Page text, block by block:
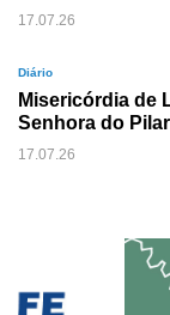
17.07.26
Diário
Misericórdia de
Senhora do
17.07.26